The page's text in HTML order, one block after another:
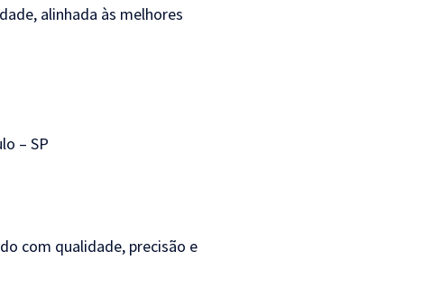
alinhada às melhores
– SP
com qualidade, precisão e